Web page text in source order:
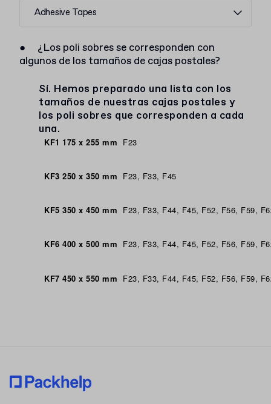
Adhesive Tapes
●
¿Los poli sobres se corresponden con
algunos de los tamaños de cajas postales?
Sí. Hemos preparado una lista con los
tamaños de nuestras cajas postales y
los poli sobres que corresponden a cada
una.
KF1 175 x 255 mm F23
KF3 250 x 350 mm F23, F33, F45
KF5 350 x 450 mm F23, F33, F44, F45, F52, F56, F59,
KF6 400 x 500 mm F23, F33, F44, F45, F52, F56, F59,
KF7 450 x 550 mm F23, F33, F44, F45, F52, F56, F59,